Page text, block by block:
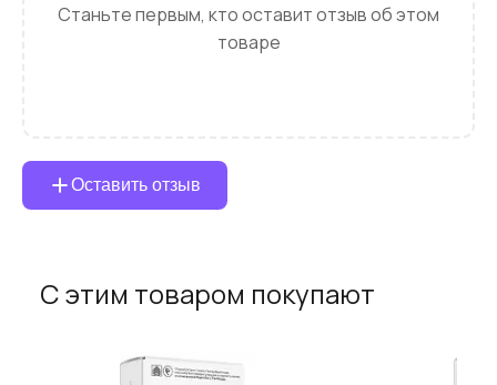
Станьте первым, кто оставит отзыв об этом
товаре
Оставить отзыв
С этим товаром покупают